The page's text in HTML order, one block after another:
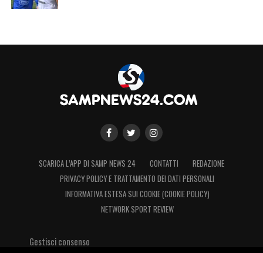
SCARICA L’APP DI SAMP NEWS 24 CONTATTI
REDAZIONE
PRIVACY POLICY E TRATTAMENTO DEI DATI PERSONALI
INFORMATIVA ESTESA SUI COOKIE (COOKIE POLICY)
NETWORK SPORT REVIEW
Gestisci consenso